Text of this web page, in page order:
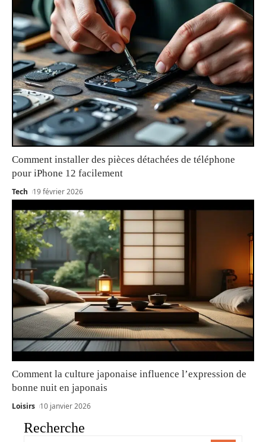
Comment installer des pièces détachées de téléphone
pour iPhone 12 facilement
Tech 19 février 2026
Comment la culture japonaise influence l’expression de
bonne nuit en japonais
Loisirs 10 janvier 2026
Recherche